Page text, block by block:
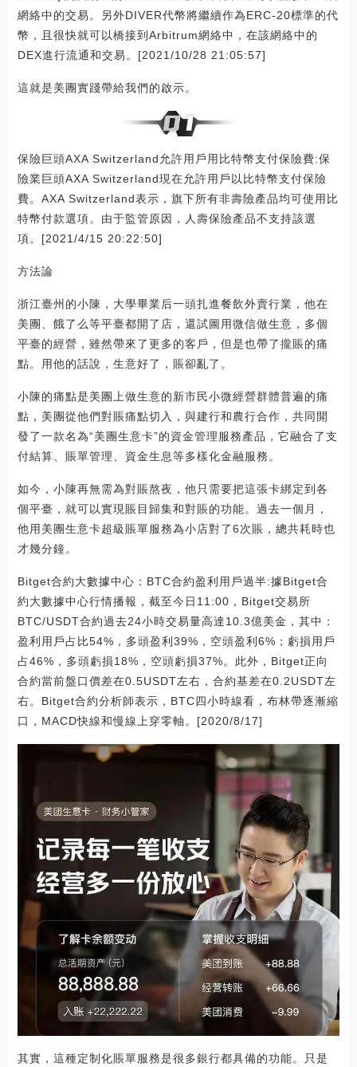
網絡中的交易。另外DIVER代幣將繼續作為ERC-20標準的代
幣，且很快就可以橋接到Arbitrum網絡中，在該網絡中的
DEX進行流通和交易。[2021/10/28 21:05:57]
這就是美團實踐帶給我們的啟示。
保險巨頭AXA Switzerland允許用戶用比特幣支付保險費:保
險業巨頭AXA Switzerland現在允許用戶以比特幣支付保險
費。AXA Switzerland表示，旗下所有非壽險產品均可使用比
特幣付款選項。由于監管原因，人壽保險產品不支持該選
項。[2021/4/15 20:22:50]
方法論
浙江臺州的小陳，大學畢業后一頭扎進餐飲外賣行業，他在
美團、餓了么等平臺都開了店，還試圖用微信做生意，多個
平臺的經營，雖然帶來了更多的客戶，但是也帶了攏賬的痛
點。用他的話說，生意好了，賬卻亂了。
小陳的痛點是美團上做生意的新市民小微經營群體普遍的痛
點，美團從他們對賬痛點切入，與建行和農行合作，共同開
發了一款名為“美團生意卡”的資金管理服務產品，它融合了支
付結算、賬單管理、資金生息等多樣化金融服務。
如今，小陳再無需為對賬熬夜，他只需要把這張卡綁定到各
個平臺，就可以實現賬目歸集和對賬的功能。過去一個月，
他用美團生意卡超級賬單服務為小店對了6次賬，總共耗時也
才幾分鐘。
Bitget合約大數據中心：BTC合約盈利用戶過半:據Bitget合
約大數據中心行情播報，截至今日11:00，Bitget交易所
BTC/USDT合約過去24小時交易量高達10.3億美金，其中：
盈利用戶占比54%，多頭盈利39%，空頭盈利6%；虧損用戶
占46%，多頭虧損18%，空頭虧損37%。此外，Bitget正向
合約當前盤口價差在0.5USDT左右，合約基差在0.2USDT左
右。Bitget合約分析師表示，BTC四小時線看，布林帶逐漸縮
口，MACD快線和慢線上穿零軸。[2020/8/17]
其實，這種定制化賬單服務是很多銀行都具備的功能。只是